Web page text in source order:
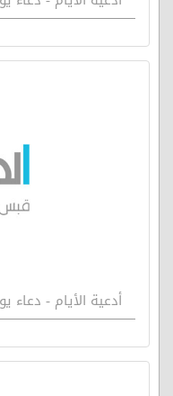
أدعية الأيام - دعاء